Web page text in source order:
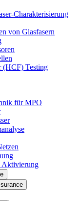
Charakterisierung
von Glasfasern
(HCF) Testing
für MPO
Aktivierung